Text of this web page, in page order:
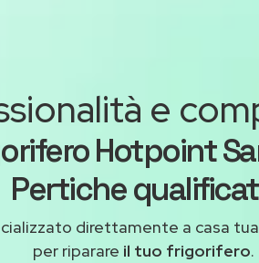
e
Hotpoint
Pertiche
direttamente a casa tua
per riparare il tuo frigorifero.